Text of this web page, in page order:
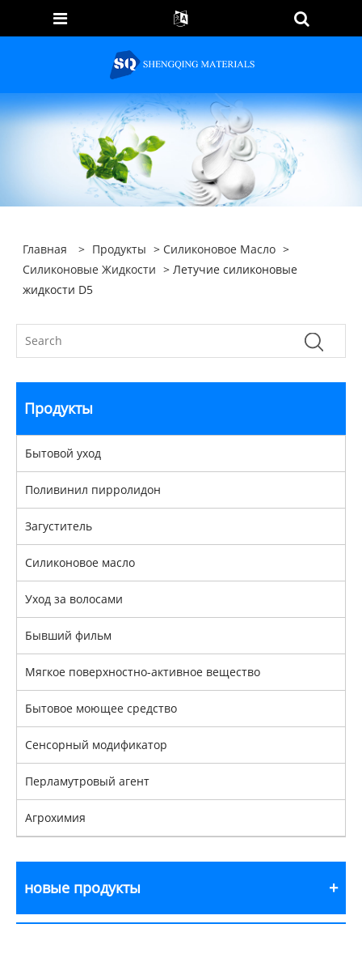
Главная > Продукты > Силиконовое Масло >
Силиконовые Жидкости > Летучие силиконовые
жидкости D5
Продукты
Бытовой уход
Поливинил пирролидон
Загуститель
Силиконовое масло
Уход за волосами
Бывший фильм
Мягкое поверхностно-активное вещество
Бытовое моющее средство
Сенсорный модификатор
Перламутровый агент
Агрохимия
новые продукты